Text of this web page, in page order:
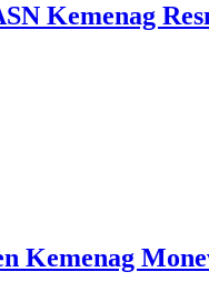
Kemenag